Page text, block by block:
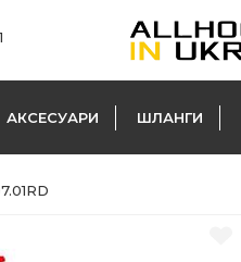
АКСЕСУАРИ ШЛАНГИ